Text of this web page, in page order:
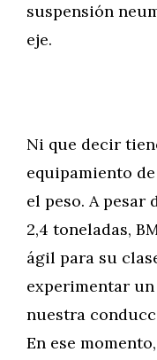
suspensión
eje.
Ni que decir
equipamiento
el peso. A pesar
2,4 toneladas,
ágil para su
experimentar
nuestra
En ese